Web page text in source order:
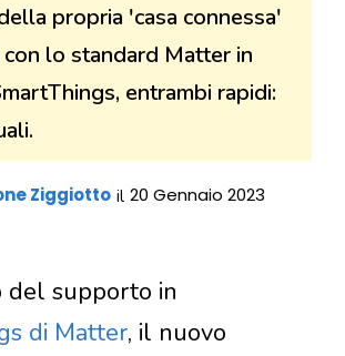
propria 'casa connessa'
lo standard Matter in
entrambi rapidi:
Ziggiotto il 20 Gennaio 2023
del supporto in
di Matter, il nuovo